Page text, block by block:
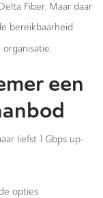
Fiber. Maar daar
bereikbaarheid
organisatie.
een
liefst 1 Gbps up-
opties